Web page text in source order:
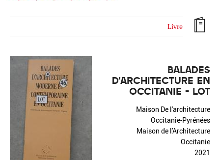
Réinitialiser Fermer la recherche avancée
Livre
BALADES
D'ARCHITECTURE EN
OCCITANIE - LOT
Maison De l'architecture
Occitanie-Pyrénées
Maison de l'Architecture
Occitanie
2021